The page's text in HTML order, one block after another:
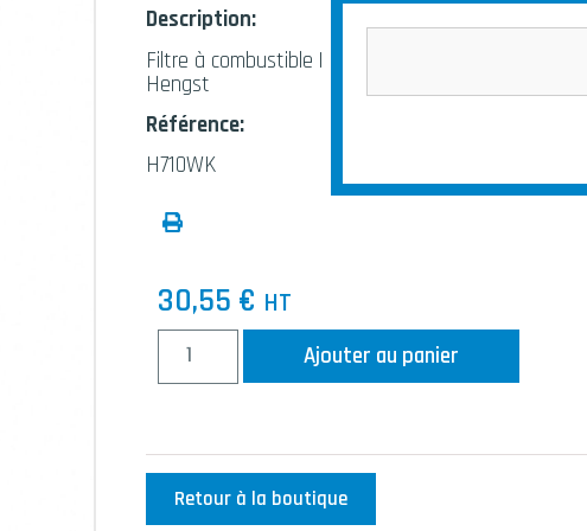
Description:
Filtre à combustible |
Hengst
Référence:
H710WK
30,55 € HT
Ajouter au panier
Retour à la boutique